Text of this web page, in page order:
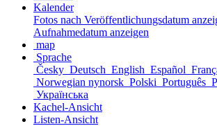
Kalender
Fotos nach Veröffentlichungsdatum
Aufnahmedatum anzeigen
map
Sprache
Česky Deutsch English Español
Norwegian nynorsk Polski Português
Українська
Kachel-Ansicht
Listen-Ansicht